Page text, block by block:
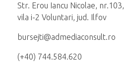
Str. Erou Iancu Nicolae, nr.103,
vila i-2 Voluntari, jud. Ilfov
bursejti@admediaconsult.ro
(+40) 744.584.620